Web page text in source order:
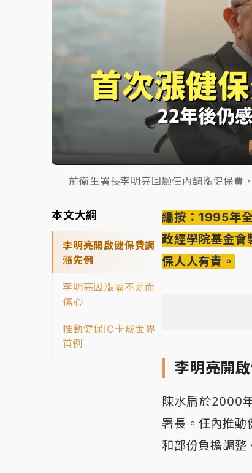
前衛生署長李明亮回顧任內調漲健保費
本文大綱
李明亮開啟健保費調
漲先例
李明亮因漲幅不足而
傷心
推動健保IC卡成世界
首例
編按：1995年
政經學院基金會
保人人有責。
李明亮開
陳水扁於2000
署長。任內推動
和部份負擔調整